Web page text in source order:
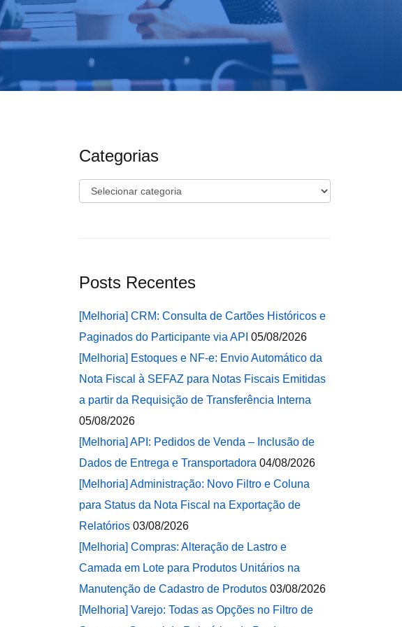
Categorias
Categorias
Posts Recentes
[Melhoria] CRM: Consulta de Cartões Históricos e
Paginados do Participante via API 05/08/2026
[Melhoria] Estoques e NF-e: Envio Automático da
Nota Fiscal à SEFAZ para Notas Fiscais Emitidas
a partir da Requisição de Transferência Interna
05/08/2026
[Melhoria] API: Pedidos de Venda – Inclusão de
Dados de Entrega e Transportadora 04/08/2026
[Melhoria] Administração: Novo Filtro e Coluna
para Status da Nota Fiscal na Exportação de
Relatórios 03/08/2026
[Melhoria] Compras: Alteração de Lastro e
Camada em Lote para Produtos Unitários na
Manutenção de Cadastro de Produtos 03/08/2026
[Melhoria] Varejo: Todas as Opções no Filtro de